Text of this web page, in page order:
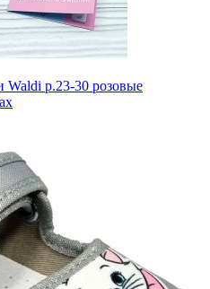
Waldi р.23-30 розовые